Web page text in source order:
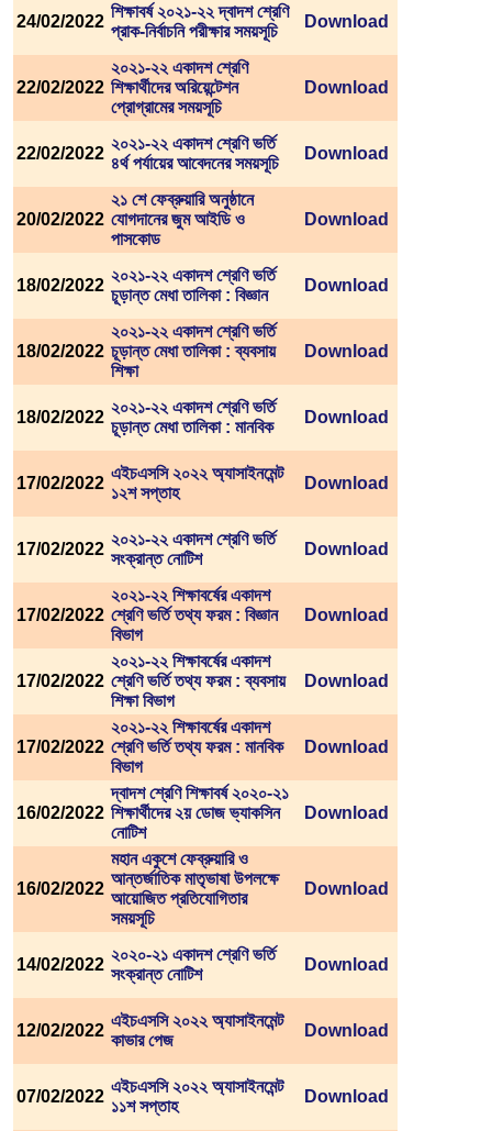
24/02/2022
শিক্ষাবর্ষ ২০২১-২২ দ্বাদশ শ্রেণি
প্রাক-নির্বাচনি পরীক্ষার সময়সূচি
Download
22/02/2022
২০২১-২২ একাদশ শ্রেণি
শিক্ষার্থীদের অরিয়েন্টেশন
প্রোগ্রামের সময়সূচি
Download
22/02/2022
২০২১-২২ একাদশ শ্রেণি ভর্তি
৪র্থ পর্যায়ের আবেদনের সময়সূচি
Download
20/02/2022
২১ শে ফেব্রুয়ারি অনুষ্ঠানে
যোগদানের জুম আইডি ও
পাসকোড
Download
18/02/2022
২০২১-২২ একাদশ শ্রেণি ভর্তি
চূড়ান্ত মেধা তালিকা : বিজ্ঞান
Download
18/02/2022
২০২১-২২ একাদশ শ্রেণি ভর্তি
চূড়ান্ত মেধা তালিকা : ব্যবসায়
শিক্ষা
Download
18/02/2022
২০২১-২২ একাদশ শ্রেণি ভর্তি
চূড়ান্ত মেধা তালিকা : মানবিক
Download
17/02/2022
এইচএসসি ২০২২ অ্যাসাইনমেন্ট
১২শ সপ্তাহ
Download
17/02/2022
২০২১-২২ একাদশ শ্রেণি ভর্তি
সংক্রান্ত নোটিশ
Download
17/02/2022
২০২১-২২ শিক্ষাবর্ষের একাদশ
শ্রেণি ভর্তি তথ্য ফরম : বিজ্ঞান
বিভাগ
Download
17/02/2022
২০২১-২২ শিক্ষাবর্ষের একাদশ
শ্রেণি ভর্তি তথ্য ফরম : ব্যবসায়
শিক্ষা বিভাগ
Download
17/02/2022
২০২১-২২ শিক্ষাবর্ষের একাদশ
শ্রেণি ভর্তি তথ্য ফরম : মানবিক
বিভাগ
Download
16/02/2022
দ্বাদশ শ্রেণি শিক্ষাবর্ষ ২০২০-২১
শিক্ষার্থীদের ২য় ডোজ ভ্যাকসিন
নোটিশ
Download
16/02/2022
মহান একুশে ফেব্রুয়ারি ও
আন্তর্জাতিক মাতৃভাষা উপলক্ষে
আয়োজিত প্রতিযোগিতার
সময়সূচি
Download
14/02/2022
২০২০-২১ একাদশ শ্রেণি ভর্তি
সংক্রান্ত নোটিশ
Download
12/02/2022
এইচএসসি ২০২২ অ্যাসাইনমেন্ট
কাভার পেজ
Download
07/02/2022
এইচএসসি ২০২২ অ্যাসাইনমেন্ট
১১শ সপ্তাহ
Download